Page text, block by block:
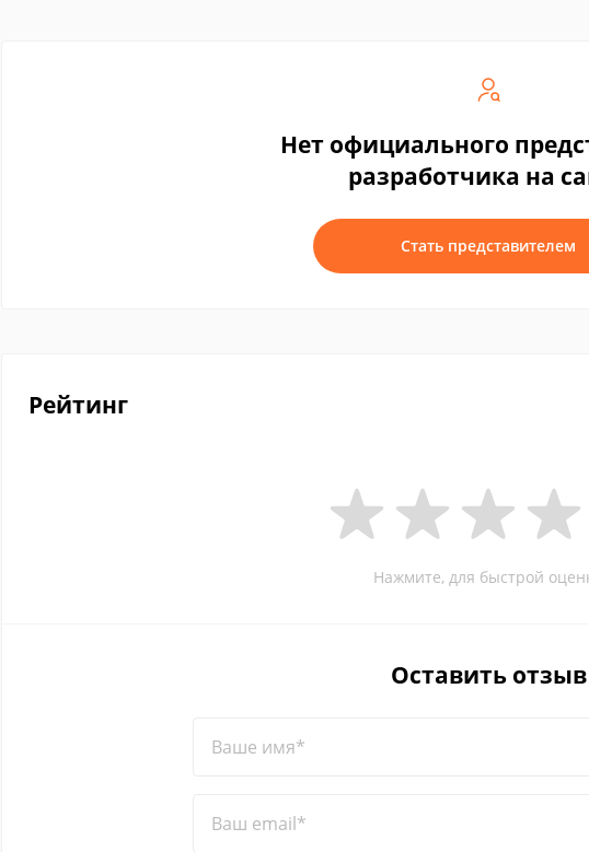
Нет официального
разработчика на
Стать представителем
Рейтинг
Нажмите, для быстрой
Оставить отзыв
Ваше имя*
Ваш email*